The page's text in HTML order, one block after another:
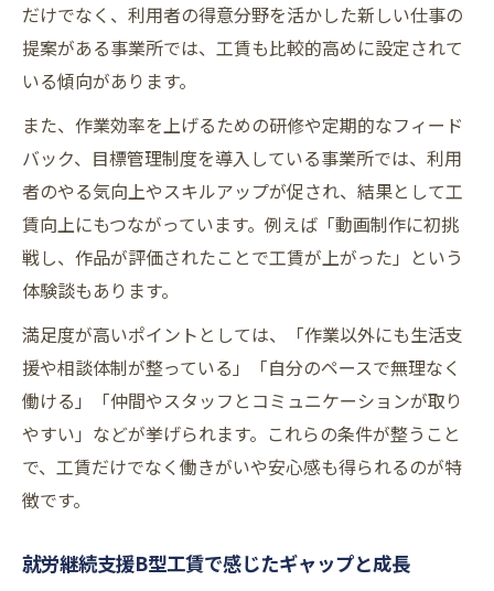
だけでなく、利用者の得意分野を活かした新しい仕事の
提案がある事業所では、工賃も比較的高めに設定されて
いる傾向があります。
また、作業効率を上げるための研修や定期的なフィード
バック、目標管理制度を導入している事業所では、利用
者のやる気向上やスキルアップが促され、結果として工
賃向上にもつながっています。例えば「動画制作に初挑
戦し、作品が評価されたことで工賃が上がった」という
体験談もあります。
満足度が高いポイントとしては、「作業以外にも生活支
援や相談体制が整っている」「自分のペースで無理なく
働ける」「仲間やスタッフとコミュニケーションが取り
やすい」などが挙げられます。これらの条件が整うこと
で、工賃だけでなく働きがいや安心感も得られるのが特
徴です。
就労継続支援B型工賃で感じたギャップと成長